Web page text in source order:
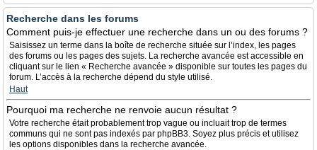
Recherche dans les forums
Comment puis-je effectuer une recherche dans un ou des forums ?
Saisissez un terme dans la boîte de recherche située sur l’index, les pages
des forums ou les pages des sujets. La recherche avancée est accessible en
cliquant sur le lien « Recherche avancée » disponible sur toutes les pages du
forum. L’accès à la recherche dépend du style utilisé.
Haut
Pourquoi ma recherche ne renvoie aucun résultat ?
Votre recherche était probablement trop vague ou incluait trop de termes
communs qui ne sont pas indexés par phpBB3. Soyez plus précis et utilisez
les options disponibles dans la recherche avancée.